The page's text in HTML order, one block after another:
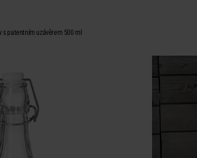
s patentním uzávěrem 500 ml